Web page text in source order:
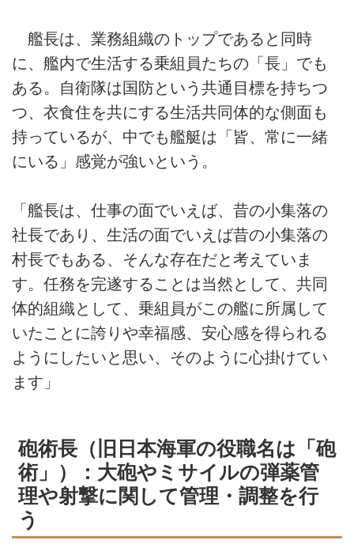
艦長は、業務組織のトップであると同時
に、艦内で生活する乗組員たちの「長」でも
ある。自衛隊は国防という共通目標を持ちつ
つ、衣食住を共にする生活共同体的な側面も
持っているが、中でも艦艇は「皆、常に一緒
にいる」感覚が強いという。
「艦長は、仕事の面でいえば、昔の小集落の
社長であり、生活の面でいえば昔の小集落の
村長でもある、そんな存在だと考えていま
す。任務を完遂することは当然として、共同
体的組織として、乗組員がこの艦に所属して
いたことに誇りや幸福感、安心感を得られる
ようにしたいと思い、そのように心掛けてい
ます」
砲術長（旧日本海軍の役職名は「砲
術」）：大砲やミサイルの弾薬管
理や射撃に関して管理・調整を行
う